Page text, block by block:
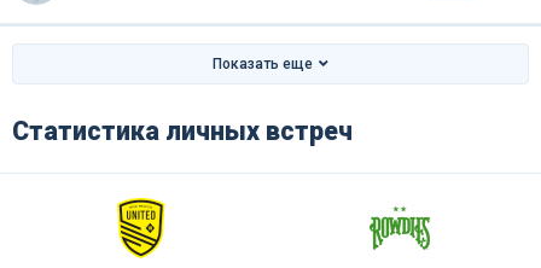
Показать еще
Статистика личных встреч